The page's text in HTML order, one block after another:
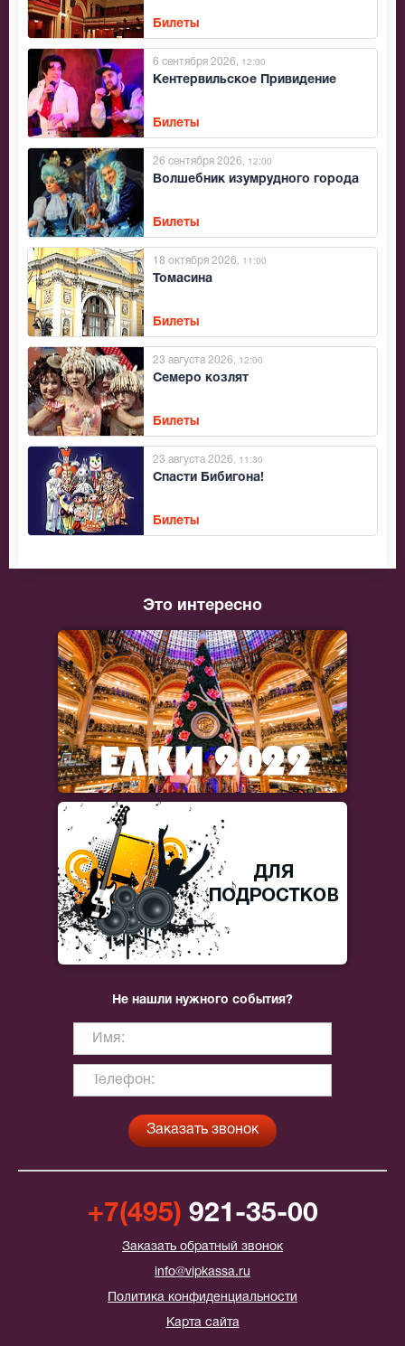
Билеты
Кентервильское Привидение
6 сентября 2026 , 12:00
Билеты
Волшебник изумрудного города
26 сентября 2026 , 12:00
Билеты
Томасина
18 октября 2026 , 11:00
Билеты
Семеро козлят
23 августа 2026 , 12:00
Билеты
Спасти Бибигона!
23 августа 2026 , 11:30
Билеты
Это интересно
Не нашли нужного события?
+7(495) 921-35-00
Заказать обратный звонок
info@vipkassa.ru
Политика конфиденциальности
Карта сайта